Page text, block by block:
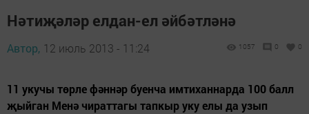
Нәтиҗәләр елдан-ел әйбәтләнә
Автор, 12 июль 2013 - 11:24 1057 0 0
11 укучы төрле фәннәр буенча имтиханнарда 100 балл
җыйган Менә чираттагы тапкыр уку елы да узып